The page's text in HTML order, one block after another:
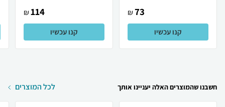
73
₪
קנו עכשיו
114
₪
קנו עכשיו
חשבנו שהמוצרים האלה יעניינו אותך לכל המוצרים